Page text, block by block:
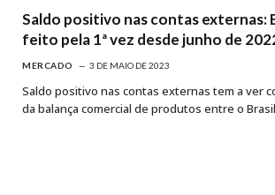
Saldo positivo nas contas externas:
feito pela 1ª vez desde junho de
MERCADO 3 DE MAIO DE 2023
Saldo positivo nas contas externas tem a ver
da balança comercial de produtos entre o